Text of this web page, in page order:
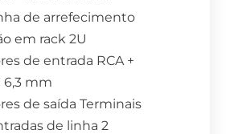
de arrefecimento
em rack 2U
de entrada RCA +
mm
de saída Terminais
de linha 2